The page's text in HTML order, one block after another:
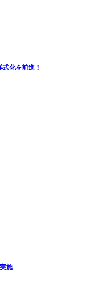
化を前進！
施